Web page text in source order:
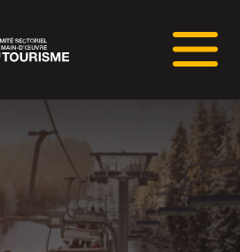
stratégiques
marché du travail (IMT)
l’industrie touristique